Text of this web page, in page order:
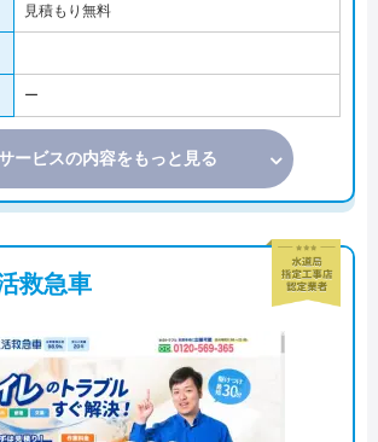
見積もり無料
ー
ービスの内容をもっと見る
救急車